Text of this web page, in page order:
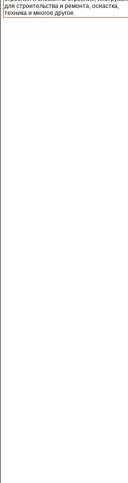
для строительства и ремонта, оснастка,
техника и многое другое.